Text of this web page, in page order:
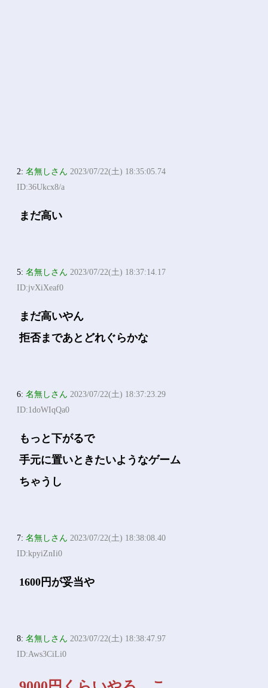
2:名無しさん 2023/07/22(土) 18:35:05.74
ID:36Ukcx8/a
まだ高い
5:名無しさん 2023/07/22(土) 18:37:14.17
ID:jvXiXeaf0
まだ高いやん
拒否まであとどれぐらかな
6:名無しさん 2023/07/22(土) 18:37:23.29
ID:1doWIqQa0
もっと下がるで
手元に置いときたいようなゲーム
ちゃうし
7:名無しさん 2023/07/22(土) 18:38:08.40
ID:kpyiZnIi0
1600円が妥当や
8:名無しさん 2023/07/22(土) 18:38:47.97
ID:Aws3CiLi0